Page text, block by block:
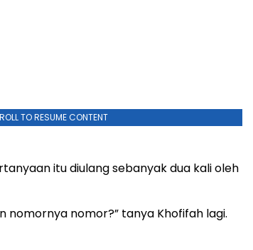
TO RESUME CONTENT
itu diulang sebanyak dua kali oleh
nomornya nomor?” tanya Khofifah lagi.